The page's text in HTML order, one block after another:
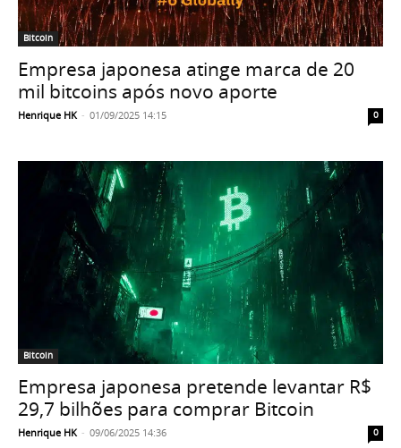
Bitcoin
Empresa japonesa atinge marca de 20
mil bitcoins após novo aporte
Henrique HK - 01/09/2025 14:15 0
Bitcoin
Empresa japonesa pretende levantar R$
29,7 bilhões para comprar Bitcoin
Henrique HK - 09/06/2025 14:36 0